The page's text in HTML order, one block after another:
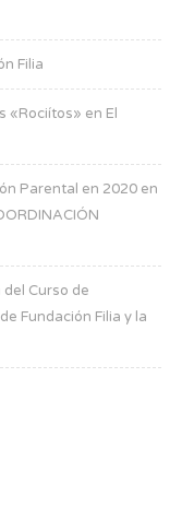
Filia
«Rociítos» en El
Parental en 2020 en
Curso de
Fundación Filia y la